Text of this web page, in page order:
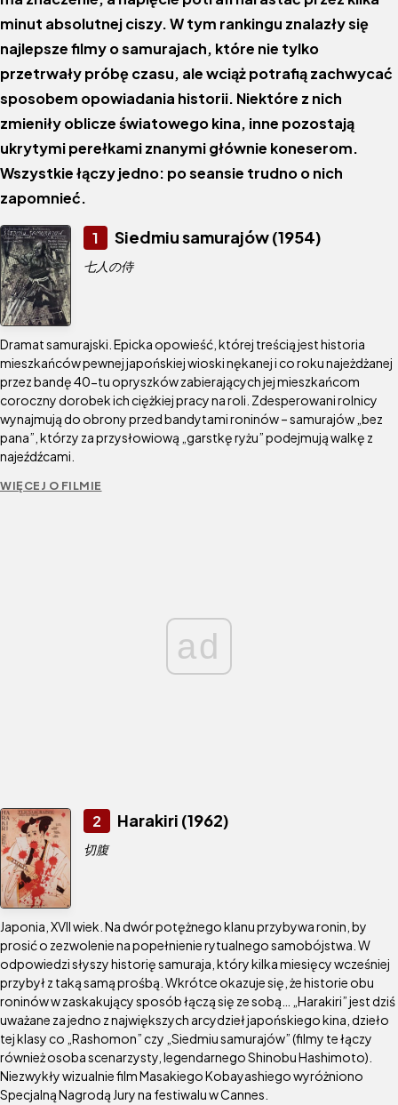
minut absolutnej ciszy. W tym rankingu znalazły się
najlepsze filmy o samurajach, które nie tylko
przetrwały próbę czasu, ale wciąż potrafią zachwycać
sposobem opowiadania historii. Niektóre z nich
zmieniły oblicze światowego kina, inne pozostają
ukrytymi perełkami znanymi głównie koneserom.
Wszystkie łączy jedno: po seansie trudno o nich
zapomnieć.
1 Siedmiu samurajów (1954)
七人の侍
Dramat samurajski. Epicka opowieść, której treścią jest historia
mieszkańców pewnej japońskiej wioski nękanej i co roku najeżdżanej
przez bandę 40-tu opryszków zabierających jej mieszkańcom
coroczny dorobek ich ciężkiej pracy na roli. Zdesperowani rolnicy
wynajmują do obrony przed bandytami roninów – samurajów „bez
pana”, którzy za przysłowiową „garstkę ryżu” podejmują walkę z
najeźdźcami.
WIĘCEJ O FILMIE
ad
2 Harakiri (1962)
切腹
Japonia, XVII wiek. Na dwór potężnego klanu przybywa ronin, by
prosić o zezwolenie na popełnienie rytualnego samobójstwa. W
odpowiedzi słyszy historię samuraja, który kilka miesięcy wcześniej
przybył z taką samą prośbą. Wkrótce okazuje się, że historie obu
roninów w zaskakujący sposób łączą się ze sobą… „Harakiri” jest dziś
uważane za jedno z największych arcydzieł japońskiego kina, dzieło
tej klasy co „Rashomon” czy „Siedmiu samurajów” (filmy te łączy
również osoba scenarzysty, legendarnego Shinobu Hashimoto).
Niezwykły wizualnie film Masakiego Kobayashiego wyróżniono
Specjalną Nagrodą Jury na festiwalu w Cannes.